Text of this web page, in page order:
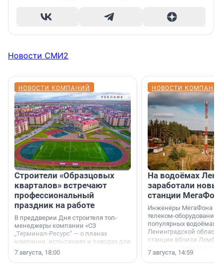
Новости СМИ2
НОВОСТИ КОМПАНИЙ
Строители «Образцовых
кварталов» встречают
профессиональный
праздник на работе
В преддверии Дня строителя топ-
менеджеры компании «СЗ
„Терминал-Ресурс“ — о планах
компании, испытаниях и поводах для
осторожного оптимизма.
7 августа, 18:00
НОВОСТИ
На водоёмах
заработали
станции
Инженеры МегаФона
телеком-оборудование
популярных водоёмах
Ленинградской
станции вблизи
недалеко от Большого
водопада.
7 августа, 14:59